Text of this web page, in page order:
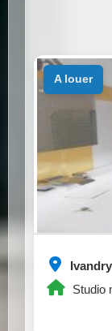
Ivandry
Studio
a louer